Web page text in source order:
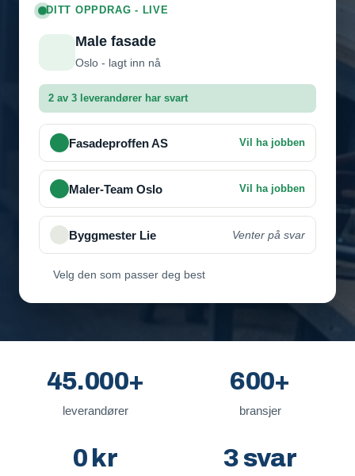
DITT OPPDRAG - LIVE
Male fasade
Oslo - lagt inn nå
2 av 3 leverandører har svart
Fasadeproffen AS Vil ha jobben
Velg den som passer deg best
45.000+
leverandører
600+
bransjer
0 kr 3 svar